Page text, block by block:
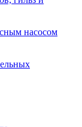
насосом